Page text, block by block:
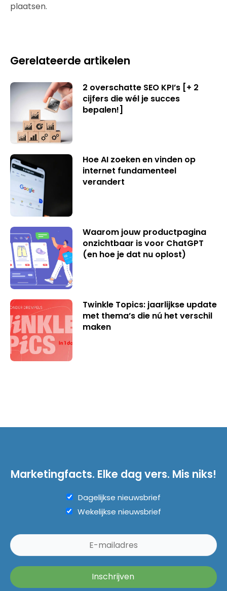
plaatsen.
Gerelateerde artikelen
2 overschatte SEO KPI’s [+ 2
cijfers die wél je succes
bepalen!]
Hoe AI zoeken en vinden op
internet fundamenteel
verandert
Waarom jouw productpagina
onzichtbaar is voor ChatGPT
(en hoe je dat nu oplost)
Twinkle Topics: jaarlijkse update
met thema’s die nú het verschil
maken
Marketingfacts. Elke dag vers. Mis niks!
Dagelijkse nieuwsbrief
Wekelijkse nieuwsbrief